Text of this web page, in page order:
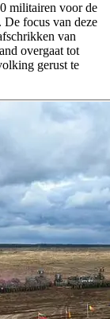
militairen voor de
focus van deze
van
overgaat tot
gerust te